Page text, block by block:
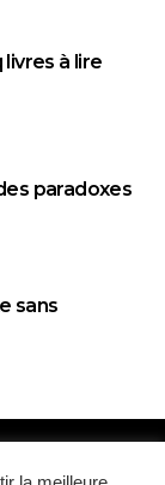
livres à lire
paradoxes
sans